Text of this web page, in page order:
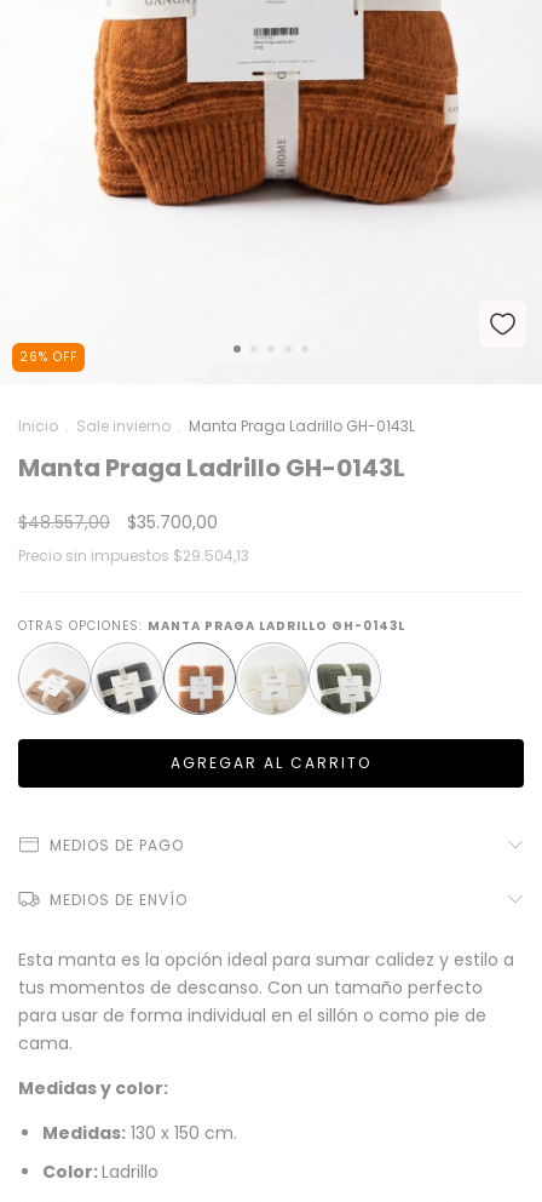
26% OFF
Inicio . Sale invierno . Manta Praga Ladrillo GH-0143L
Manta Praga Ladrillo GH-0143L
$48.557,00 $35.700,00
Precio sin impuestos $29.504,13
OTRAS OPCIONES: MANTA PRAGA LADRILLO GH-0143L
MEDIOS DE PAGO
MEDIOS DE ENVÍO
Esta manta es la opción ideal para sumar calidez y estilo a
tus momentos de descanso. Con un tamaño perfecto
para usar de forma individual en el sillón o como pie de
cama.
Medidas y color:
Medidas: 130 x 150 cm.
Color:Ladrillo